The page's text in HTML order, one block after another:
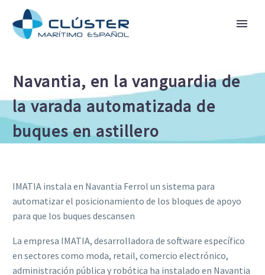
Navantia, en la vanguardia de
la varada automatizada de
buques en astillero
IMATIA instala en Navantia Ferrol un sistema para
automatizar el posicionamiento de los bloques de apoyo
para que los buques descansen
La empresa IMATIA, desarrolladora de software específico
en sectores como moda, retail, comercio electrónico,
administración pública y robótica ha instalado en Navantia